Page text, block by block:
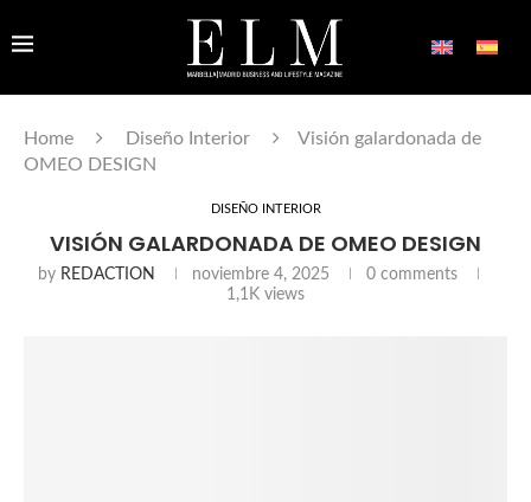
Home Diseño Interior
Visión galardonada de
OMEO DESIGN
DISEÑO INTERIOR
VISIÓN GALARDONADA DE OMEO DESIGN
by REDACTION noviembre 4, 2025
0 comments
1,1K views